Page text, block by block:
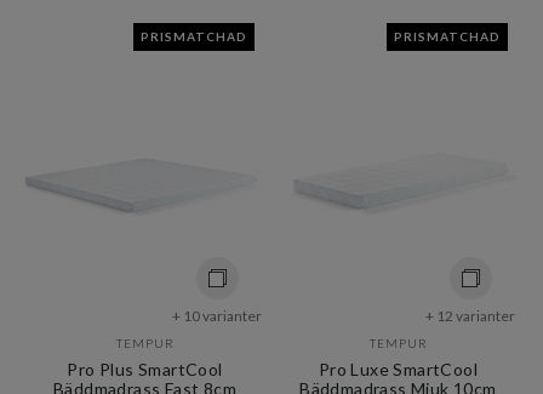
PRISMATCHAD
+ 10 varianter
TEMPUR
Pro Plus SmartCool
Bäddmadrass Fast 8cm
PRISMATCHAD
+ 12 varianter
TEMPUR
Pro Luxe SmartCool
Bäddmadrass Mjuk 10cm